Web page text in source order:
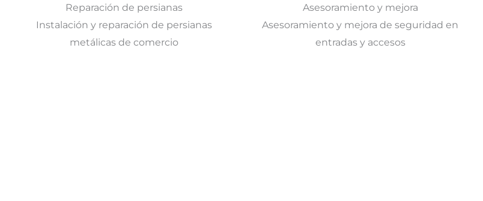
Reparación de persianas
Instalación y reparación de persianas
metálicas de comercio
Asesoramiento y mejora
Asesoramiento y mejora de seguridad en
entradas y accesos